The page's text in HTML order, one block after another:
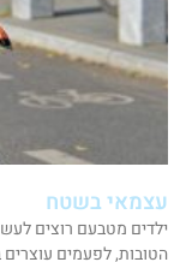
עצמאי בשטח
ילדים מטבעם רוצים
הטובות, לפעמים עוצרים